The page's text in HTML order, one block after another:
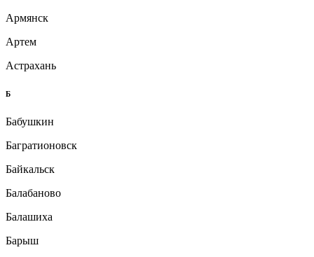
Армянск
Артем
Астрахань
Б
Бабушкин
Багратионовск
Байкальск
Балабаново
Балашиха
Барыш